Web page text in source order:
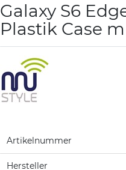
Galaxy S6
Plastik Case
Artikelnummer
Hersteller